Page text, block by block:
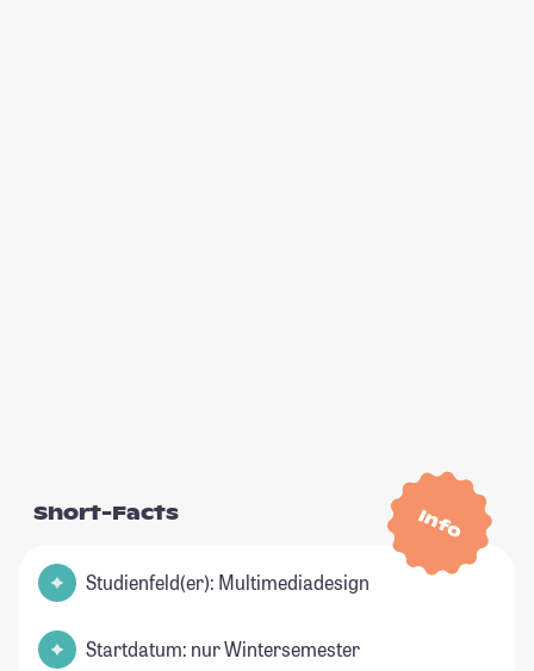
Info
Short-Facts
Studienfeld(er): Multimediadesign
Startdatum: nur Wintersemester